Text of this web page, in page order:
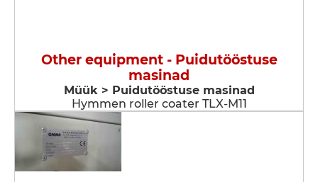
Other equipment - Puidutööstuse
masinad
Müük > Puidutööstuse masinad
Hymmen roller coater TLX-M11